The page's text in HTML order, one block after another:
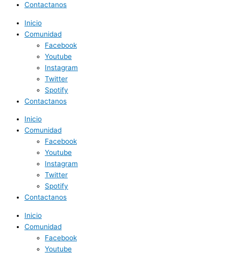
Contactanos
Inicio
Comunidad
Facebook
Youtube
Instagram
Twitter
Spotify
Contactanos
Inicio
Comunidad
Facebook
Youtube
Instagram
Twitter
Spotify
Contactanos
Inicio
Comunidad
Facebook
Youtube